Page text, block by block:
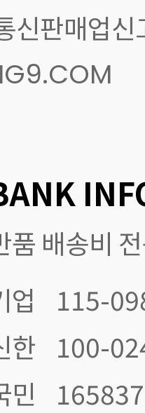
판매업
품 배송비
업
115-
한
100-
민